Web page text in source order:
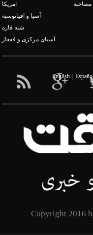
امریکا
آسیا و اقیانوسیه
شبه قاره
آسیای مرکزی و قفقاز
مصاحبه
English
Copyright 2016